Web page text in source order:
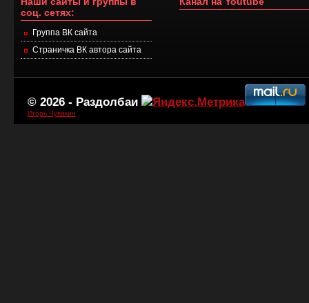
соц. сетях:
Группа ВК сайта
Страничка ВК автора сайта
© 2026 - Раздолбаи
Игорь Чувакин